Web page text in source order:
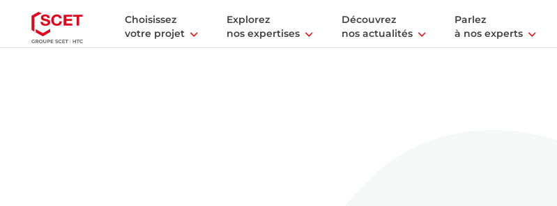
Choisissez
votre projet
Explorez
nos expertises
Découvrez
nos actualités
Parlez
à nos experts